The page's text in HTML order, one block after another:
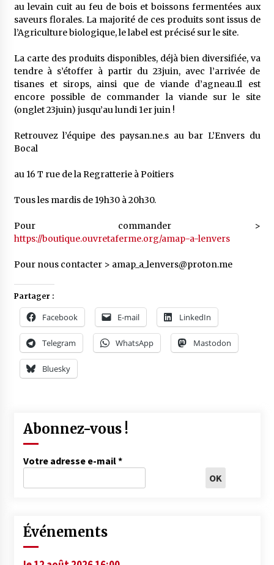
au levain cuit au feu de bois et boissons fermentées aux
saveurs florales. La majorité de ces produits sont issus de
l’Agriculture biologique, le label est précisé sur le site.
La carte des produits disponibles, déjà bien diversifiée, va
tendre à s’étoffer à partir du 23juin, avec l’arrivée de
tisanes et sirops, ainsi que de viande d’agneau.Il est
encore possible de commander la viande sur le site
(onglet 23juin) jusqu’au lundi 1er juin !
Retrouvez l’équipe des paysan.ne.s au bar L’Envers du
Bocal
au 16 T rue de la Regratterie à Poitiers
Tous les mardis de 19h30 à 20h30.
Pour commander >
https://boutique.ouvretaferme.org/amap-a-lenvers
Pour nous contacter > amap_a_lenvers@proton.me
Partager :
Facebook E-mail LinkedIn
Telegram WhatsApp Mastodon
Bluesky
Abonnez-vous !
Votre adresse e-mail*
Événements